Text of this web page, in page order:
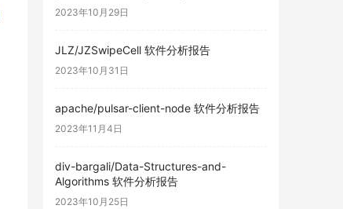
2023年10月29日
JLZ/JZSwipeCell 软件分析报告
2023年10月31日
apache/pulsar-client-node 软件分析报告
2023年11月4日
div-bargali/Data-Structures-and-
Algorithms 软件分析报告
2023年10月25日